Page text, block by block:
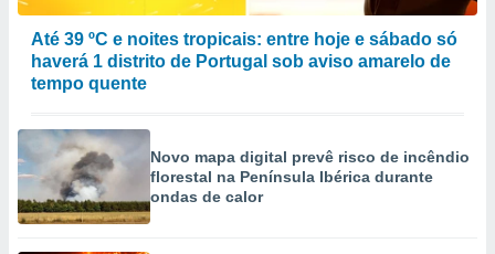
Até 39 ºC e noites tropicais: entre hoje e sábado só
haverá 1 distrito de Portugal sob aviso amarelo de
tempo quente
Novo mapa digital prevê risco de incêndio
florestal na Península Ibérica durante
ondas de calor